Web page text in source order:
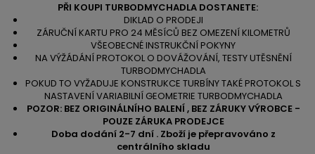
PŘI KOUPI TURBODMYCHADLA DOSTANETE:
DIKLAD O PRODEJI
ZÁRUČNÍ KARTU PRO 24 MĚSÍCŮ BEZ OMEZENÍ KILOMETRŮ
VŠEOBECNÉ INSTRUKČNÍ POKYNY
NA VÝŽÁDÁNÍ PROTOKOL O DOVÁŽOVÁNÍ, TESTY UTĚSNĚNÍ
TURBODMYCHADLA
POKUD TO VYŽADUJE KONSTRUKCE TURBÍNY TAKÉ PROTOKOL S
NASTAVENÍ VARIABILNÍ GEOMETRIE TURBODMYCHADLA
POZOR: BEZ ORIGINÁLNÍHO BALENÍ , BEZ ZÁRUKY VÝROBCE -
POUZE ZÁRUKA PRODEJCE
Doba dodání 2-7 dní . Zboží je přepravováno z
centrálního skladu